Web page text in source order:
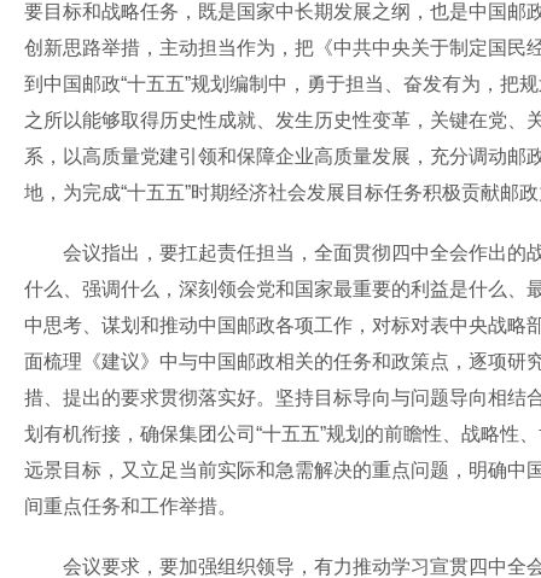
要目标和战略任务，既是国家中长期发展之纲，也是中国
创新思路举措，主动担当作为，把《中共中央关于制定国
到中国邮政“十五五”规划编制中，勇于担当、奋发有为，把
之所以能够取得历史性成就、发生历史性变革，关键在党
系，以高质量党建引领和保障企业高质量发展，充分调动
地，为完成“十五五”时期经济社会发展目标任务积极贡献邮
会议指出，要扛起责任担当，全面贯彻四中全会作出的
什么、强调什么，深刻领会党和国家最重要的利益是什么
中思考、谋划和推动中国邮政各项工作，对标对表中央战
面梳理《建议》中与中国邮政相关的任务和政策点，逐项研
措、提出的要求贯彻落实好。坚持目标导向与问题导向相
划有机衔接，确保集团公司“十五五”规划的前瞻性、战略性
远景目标，又立足当前实际和急需解决的重点问题，明确中
间重点任务和工作举措。
会议要求，要加强组织领导，有力推动学习宣贯四中全